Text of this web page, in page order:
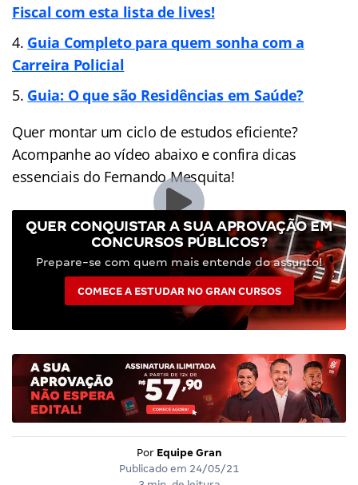
Fiscal com esta lista de lives!
Guia Completo para quem sonha com a
Carreira Policial
Guia: O que são Residências em Saúde?
Quer montar um ciclo de estudos eficiente?
Acompanhe ao vídeo abaixo e confira dicas
essenciais do Fernando Mesquita!
QUER CONQUISTAR A SUA APROVAÇÃO EM
CONCURSOS PÚBLICOS?
Prepare-se com quem mais entende do assunto!
COMECE A ESTUDAR NO GRAN CURSOS
Por Equipe Gran
Publicado em 24/05/21